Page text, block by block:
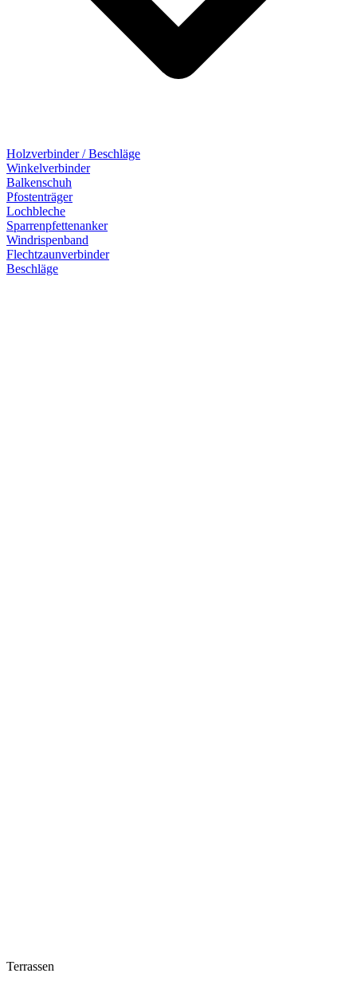
Holzverbinder / Beschläge
Winkelverbinder
Balkenschuh
Pfostenträger
Lochbleche
Sparrenpfettenanker
Windrispenband
Flechtzaunverbinder
Beschläge
Terrassen